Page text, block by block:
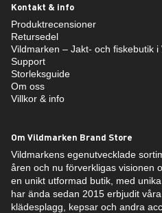
Kontakt & info
Produktrecensioner
Retursedel
Vildmarken – Jakt- och fiskebutik i
Support
Storleksguide
Om oss
Villkor & info
Om Vildmarken Brand Store
Vildmarkens egenutvecklade
åren och nu förverkligas visionen
en unikt utformad butik, med
har ända sedan 2015 erbjudit
klädesplagg, kepsar och andra